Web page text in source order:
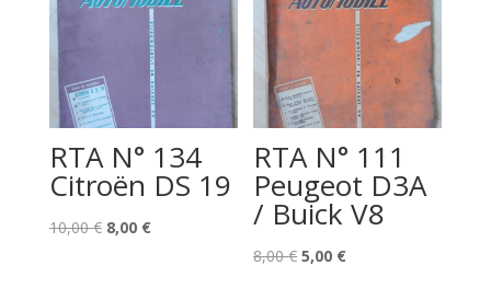
RTA N° 134
Citroën DS 19
10,00€ Le
8,00 €Le
RTA N° 111
Peugeot D3A
/ Buick V8
8,00€ Le
5,00 €Le